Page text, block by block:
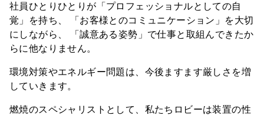
社員ひとりひとりが「プロフェッショナルとしての自
覚」を持ち、
「お客様とのコミュニケーション」を大切
にしながら、
「誠意ある姿勢」で仕事と取組んできたか
らに他なりません。
環境対策やエネルギー問題は、今後ますます厳しさを増
していきます。
燃焼のスペシャリストとして、私たちロビーは装置の性